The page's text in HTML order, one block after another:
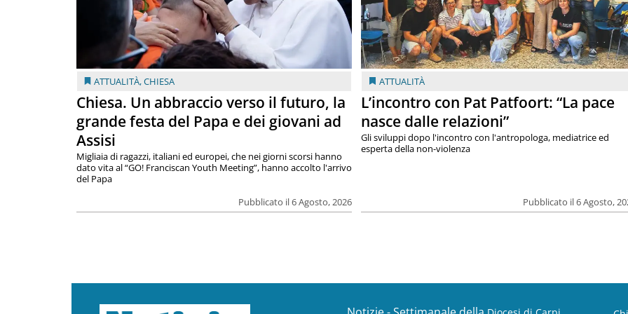
ATTUALITÀ,CHIESA
Chiesa. Un abbraccio verso il futuro, la
grande festa del Papa e dei giovani ad
Assisi
Pubblicato il 6 Agosto, 2026
Migliaia di ragazzi, italiani ed europei, che nei giorni scorsi hanno
dato vita al “GO! Franciscan Youth Meeting”, hanno accolto l'arrivo
del Papa
ATTUALITÀ
L’incontro con Pat Patfoort: “La pace
nasce dalle relazioni”
Pubblicato il 6 Agosto,
Gli sviluppi dopo l'incontro con l'antropologa, mediatrice ed
esperta della non-violenza